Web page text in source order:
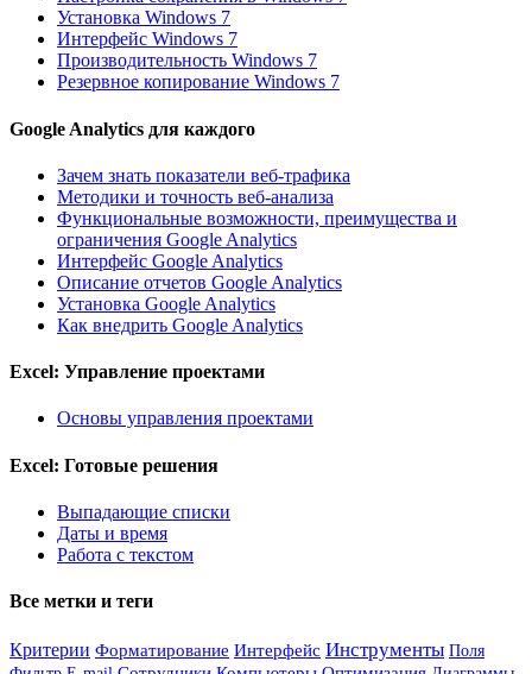
Установка Windows 7
Интерфейс Windows 7
Производительность Windows 7
Резервное копирование Windows 7
Google Analytics для каждого
Зачем знать показатели веб-трафика
Методики и точность веб-анализа
Функциональные возможности, преимущества и
ограничения Google Analytics
Интерфейс Google Analytics
Описание отчетов Google Analytics
Установка Google Analytics
Как внедрить Google Analytics
Excel: Управление проектами
Основы управления проектами
Excel: Готовые решения
Выпадающие списки
Даты и время
Работа с текстом
Все метки и теги
Критерии Форматирование Интерфейс Инструменты Поля